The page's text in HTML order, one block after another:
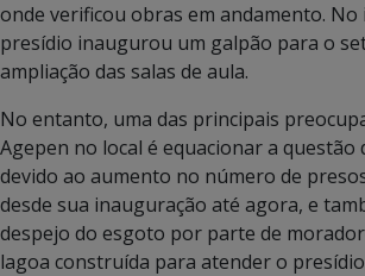
onde verificou obras em andamento. No
presídio inaugurou um galpão para o
ampliação das salas de aula.
No entanto, uma das principais
Agepen no local é equacionar a questão
devido ao aumento no número de
desde sua inauguração até agora, e
despejo do esgoto por parte de
lagoa construída para atender o